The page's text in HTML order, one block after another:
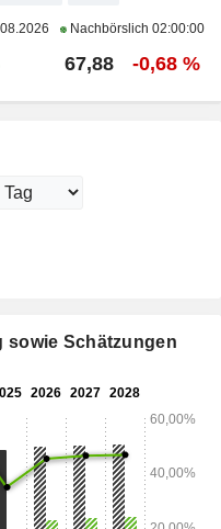
Nachbörslich 02:00:00
67,88 -0,68 %
sowie Schätzungen